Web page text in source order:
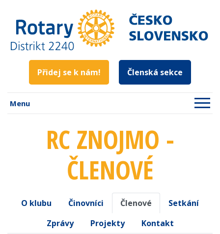
Přidej se k nám! Členská sekce
Menu
RC ZNOJMO -
ČLENOVÉ
O klubu Činovníci Členové
Setkání
Zprávy
Projekty Kontakt